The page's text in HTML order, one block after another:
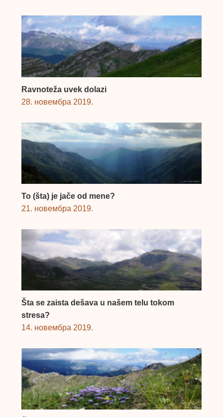
Ravnoteža uvek dolazi
28. новембра 2019.
To (šta) je jače od mene?
21. новембра 2019.
Šta se zaista dešava u našem telu tokom
stresa?
14. новембра 2019.